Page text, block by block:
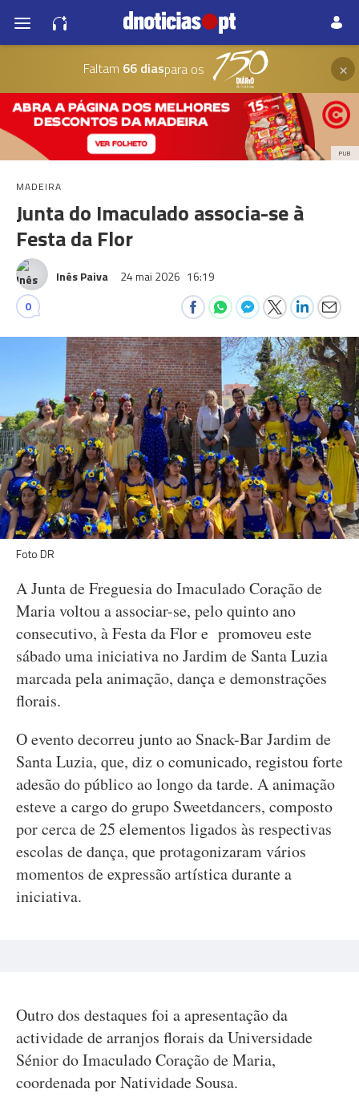
Faltam 66 diaspara os ×
PUB
MADEIRA
Junta do Imaculado associa-se à
Festa da Flor
Inês Paiva 24 mai 2026 16:19
0
Foto DR
A Junta de Freguesia do Imaculado Coração de
Maria voltou a associar-se, pelo quinto ano
consecutivo, à Festa da Flor e promoveu este
sábado uma iniciativa no Jardim de Santa Luzia
marcada pela animação, dança e demonstrações
florais.
O evento decorreu junto ao Snack-Bar Jardim de
Santa Luzia, que, diz o comunicado, registou forte
adesão do público ao longo da tarde. A animação
esteve a cargo do grupo Sweetdancers, composto
por cerca de 25 elementos ligados às respectivas
escolas de dança, que protagonizaram vários
momentos de expressão artística durante a
iniciativa.
Outro dos destaques foi a apresentação da
actividade de arranjos florais da Universidade
Sénior do Imaculado Coração de Maria,
coordenada por Natividade Sousa.